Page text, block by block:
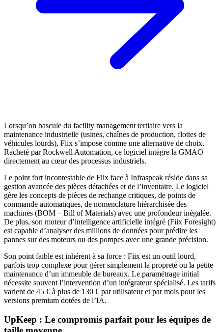
Lorsqu’on bascule du facility management tertiaire vers la
maintenance industrielle (usines, chaînes de production, flottes de
véhicules lourds), Fiix s’impose comme une alternative de choix.
Racheté par Rockwell Automation, ce logiciel intègre la GMAO
directement au cœur des processus industriels.
Le point fort incontestable de Fiix face à Infraspeak réside dans sa
gestion avancée des pièces détachées et de l’inventaire. Le logiciel
gère les concepts de pièces de rechange critiques, de points de
commande automatiques, de nomenclature hiérarchisée des
machines (BOM – Bill of Materials) avec une profondeur inégalée.
De plus, son moteur d’intelligence artificielle intégré (Fiix Foresight)
est capable d’analyser des millions de données pour prédire les
pannes sur des moteurs ou des pompes avec une grande précision.
Son point faible est inhérent à sa force : Fiix est un outil lourd,
parfois trop complexe pour gérer simplement la propreté ou la petite
maintenance d’un immeuble de bureaux. Le paramétrage initial
nécessite souvent l’intervention d’un intégrateur spécialisé. Les tarifs
varient de 45 € à plus de 130 € par utilisateur et par mois pour les
versions premium dotées de l’IA.
UpKeep : Le compromis parfait pour les équipes de